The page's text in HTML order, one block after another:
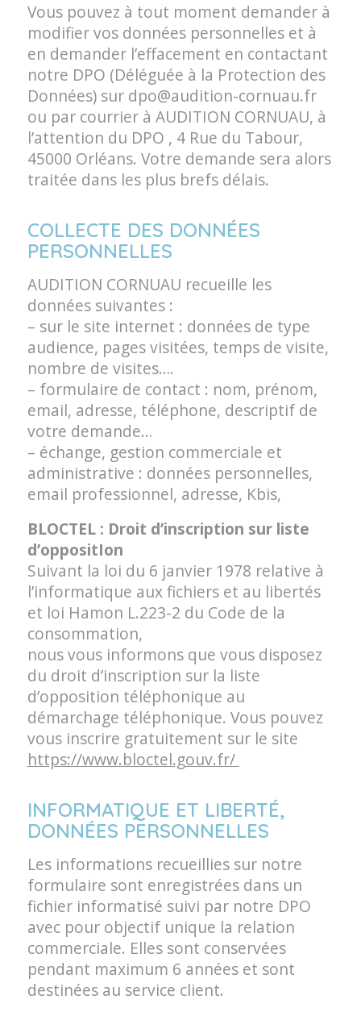
Vous pouvez à tout moment demander à
modifier vos données personnelles et à
en demander l’effacement en contactant
notre DPO (Déléguée à la Protection des
Données) sur dpo@audition-cornuau.fr
ou par courrier à AUDITION CORNUAU, à
l’attention du DPO , 4 Rue du Tabour,
45000 Orléans. Votre demande sera alors
traitée dans les plus brefs délais.
COLLECTE DES DONNÉES
PERSONNELLES
AUDITION CORNUAU recueille les
données suivantes :
– sur le site internet : données de type
audience, pages visitées, temps de visite,
nombre de visites….
– formulaire de contact : nom, prénom,
email, adresse, téléphone, descriptif de
votre demande…
– échange, gestion commerciale et
administrative : données personnelles,
email professionnel, adresse, Kbis,
BLOCTEL : Droit d’inscription sur liste
d’oppositIon
Suivant la loi du 6 janvier 1978 relative à
l’informatique aux fichiers et au libertés
et loi Hamon L.223-2 du Code de la
consommation,
nous vous informons que vous disposez
du droit d’inscription sur la liste
d’opposition téléphonique au
démarchage téléphonique. Vous pouvez
vous inscrire gratuitement sur le site
https://www.bloctel.gouv.fr/
INFORMATIQUE ET LIBERTÉ,
DONNÉES PERSONNELLES
Les informations recueillies sur notre
formulaire sont enregistrées dans un
fichier informatisé suivi par notre DPO
avec pour objectif unique la relation
commerciale. Elles sont conservées
pendant maximum 6 années et sont
destinées au service client.